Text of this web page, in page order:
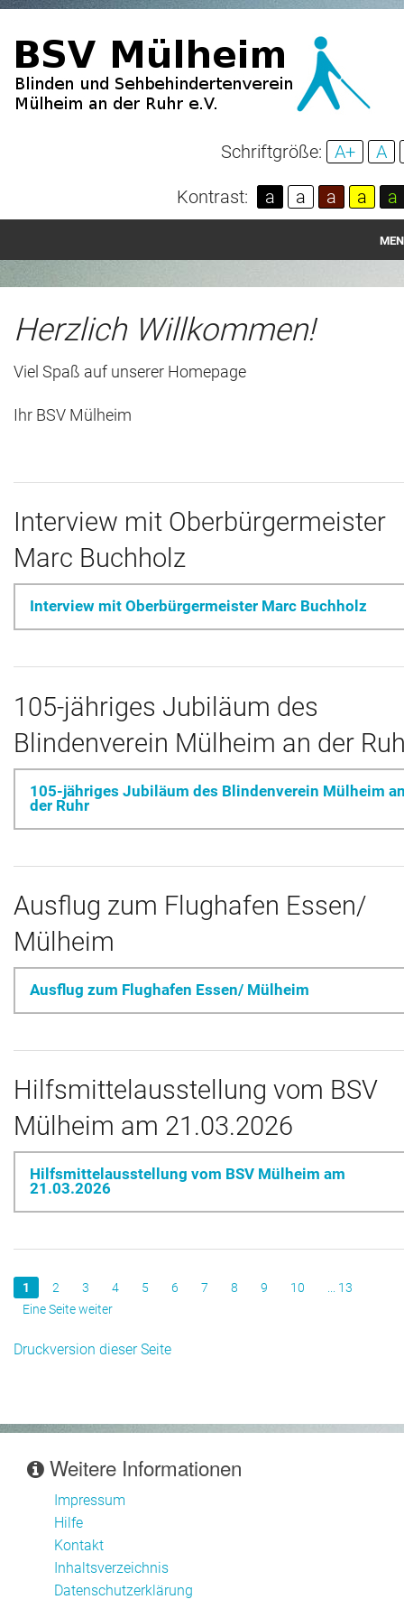
Schriftgröße: A+ A
Kontrast: a a a a a
Aktuelles
Kontakt
Herzlich Willkommen!
Viel Spaß auf unserer Homepage
Ihr BSV Mülheim
Interview mit Oberbürgermeister
Marc Buchholz
Interview mit Oberbürgermeister Marc Buchholz
105-jähriges Jubiläum des
Blindenverein Mülheim an der
105-jähriges Jubiläum des Blindenverein Mülheim
der Ruhr
Ausflug zum Flughafen Essen/
Mülheim
Ausflug zum Flughafen Essen/ Mülheim
Hilfsmittelausstellung vom BSV
Mülheim am 21.03.2026
Hilfsmittelausstellung vom BSV Mülheim am
21.03.2026
1 2 3 4 5 6 7 8 9 10
... 13
Eine Seite weiter
Druckversion dieser Seite
Weitere Informationen
Impressum
Hilfe
Kontakt
Inhaltsverzeichnis
Datenschutzerklärung